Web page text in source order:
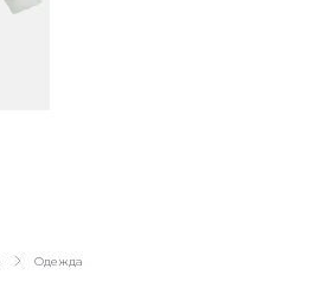
Одежда